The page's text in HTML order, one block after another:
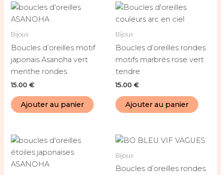
Bijoux
Boucles d’oreilles motif
japonais Asanoha vert
menthe rondes
15.00€
Ajouter au panier
Bijoux
Boucles d’oreilles rondes
motifs marbrés rose vert
tendre
15.00 €
Ajouter au panier
Bijoux
Boucles d’oreilles rondes